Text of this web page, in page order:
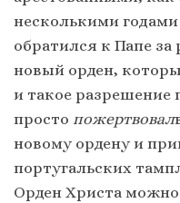
несколькими
обратился к Папе
новый орден,
и такое
просто пожертвовал
новому ордену и
португальских
Орден Христа